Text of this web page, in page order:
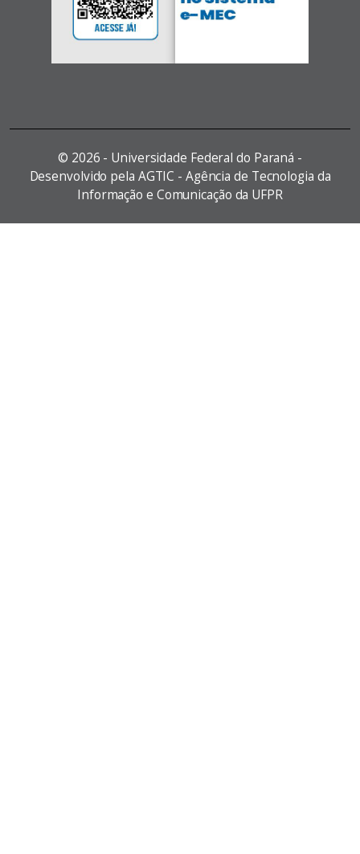
© 2026 - Universidade Federal do Paraná -
Desenvolvido pela AGTIC - Agência de Tecnologia da
Informação e Comunicação da UFPR